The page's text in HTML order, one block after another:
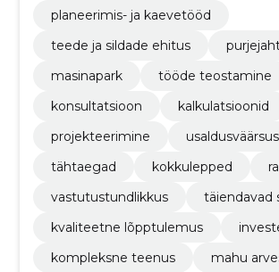
planeerimis- ja kaevetööd
teede ja sildade ehitus
masinapark
tööde teostamine
konsultatsioon
kalkulatsioonid
projekteerimine
usaldusväärsus
tähtaegad
kokkulepped
vastutustundlikkus
täiendavad
kvaliteetne lõpptulemus
kompleksne teenus
mahu